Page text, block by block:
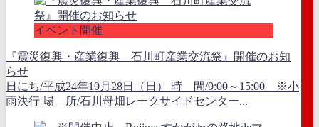
イベント開催
『震災復興・産業復興 石川町産業交流祭』開催のお知
らせ
日にち/平成24年10月28日（日） 時 間/9:00～15:00 ※小
雨決行 場 所/石川母畑レークサイドセンター...